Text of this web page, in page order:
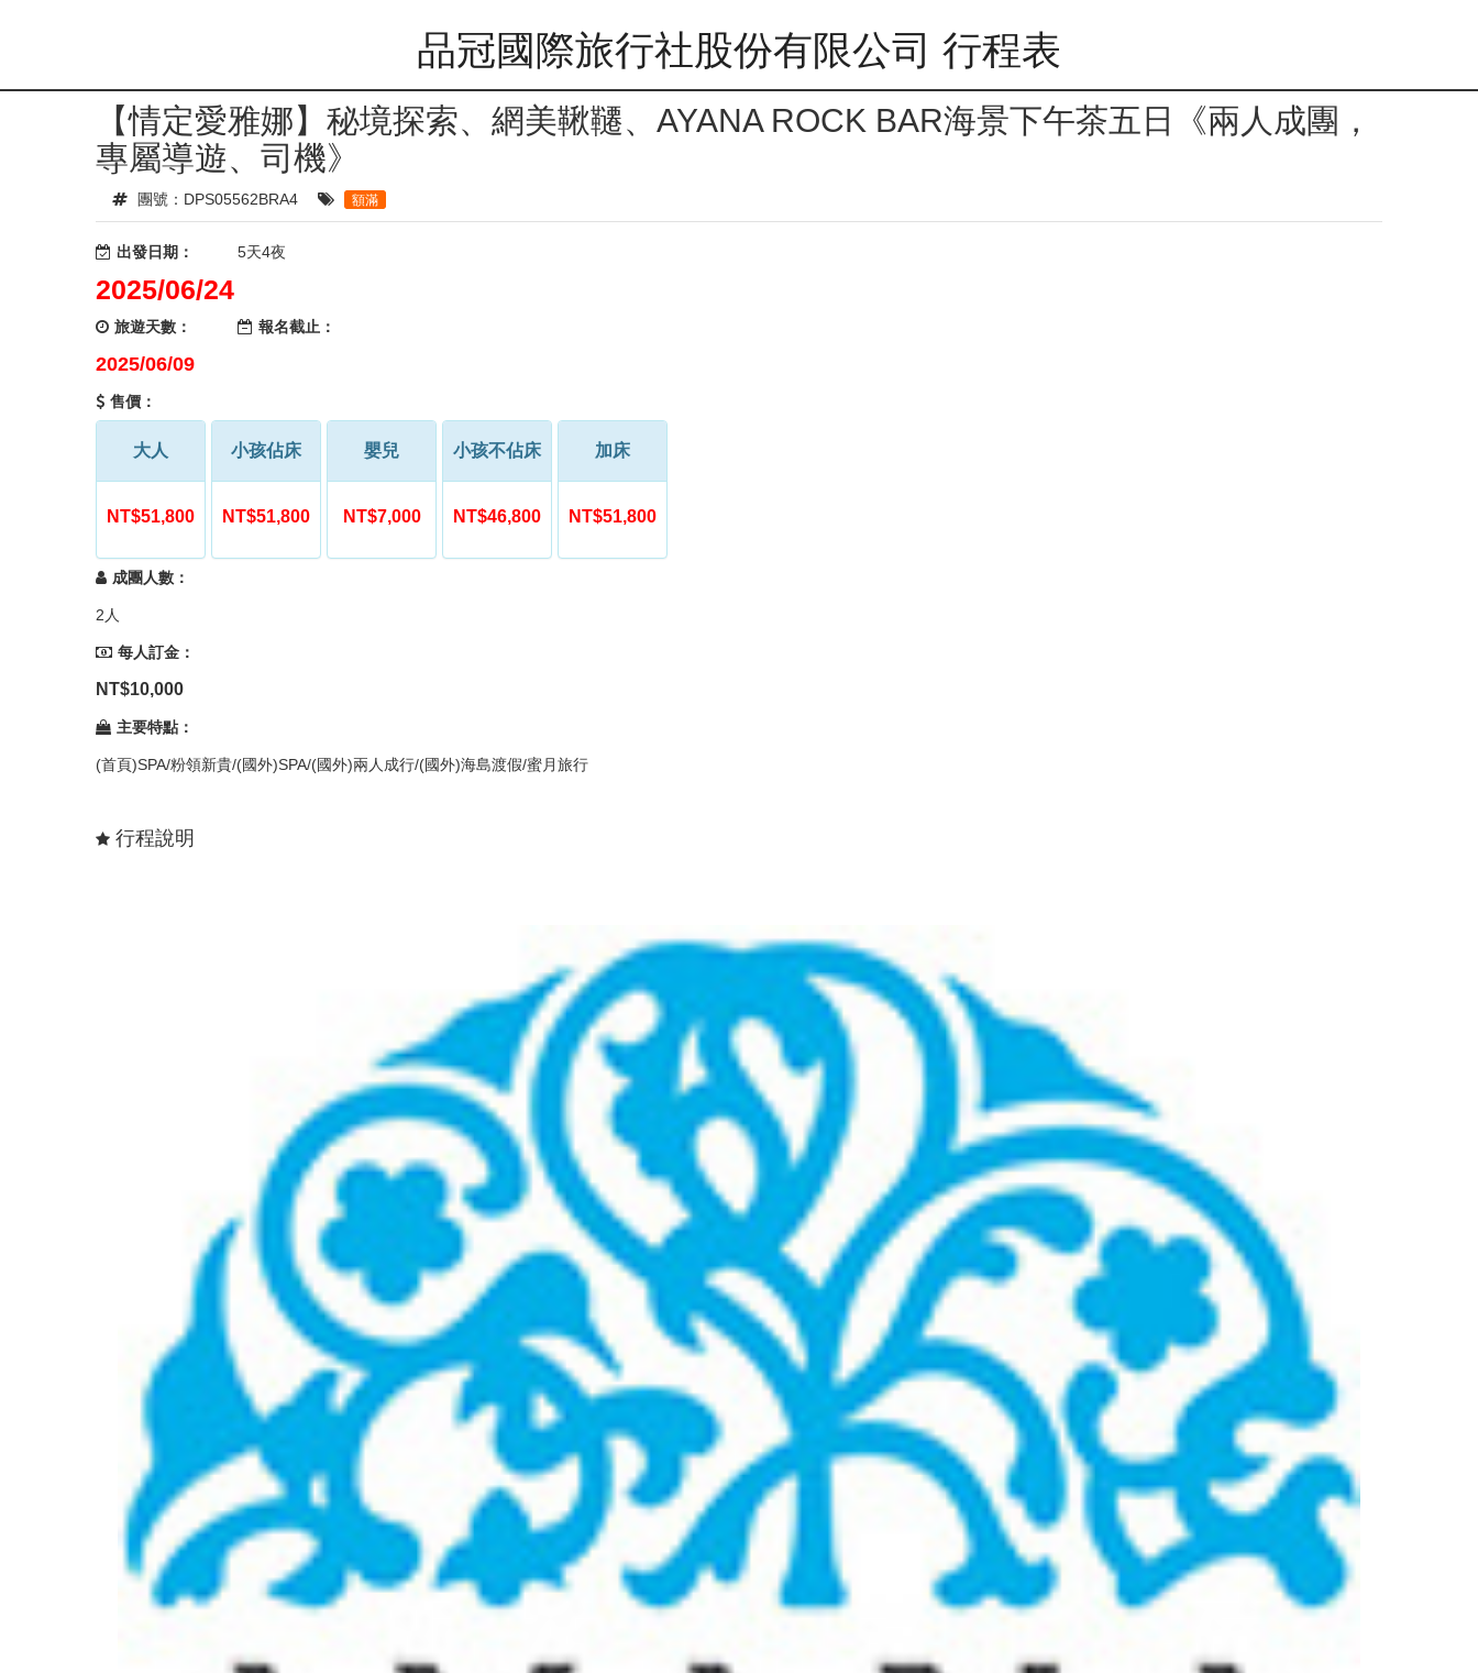
品冠國際旅行社股份有限公司 行程表
【情定愛雅娜】秘境探索、網美鞦韆、AYANA ROCK BAR海景下午茶五日《兩人成團，
專屬導遊、司機》
團號：DPS05562BRA4 額滿
出發日期：
2025/06/24
旅遊天數：
5天4夜
報名截止：
2025/06/09
售價：
大人
NT$51,800
小孩佔床
NT$51,800
嬰兒
NT$7,000
小孩不佔床
NT$46,800
加床
NT$51,800
成團人數：
2人
每人訂金：
NT$10,000
主要特點：
(首頁)SPA/粉領新貴/(國外)SPA/(國外)兩人成行/(國外)海島渡假/蜜月旅行
行程說明